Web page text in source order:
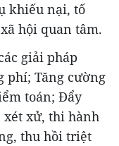
khiếu nại, tố
hội quan tâm.
giải pháp
phí; Tăng cường
toán; Đẩy
xử, thi hành
thu hồi triệt